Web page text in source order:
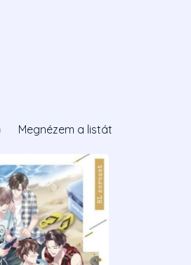
Megnézem a listát